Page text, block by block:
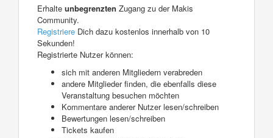
Erhalte unbegrenzten Zugang zu der Makis
Community.
Registriere Dich dazu kostenlos innerhalb von 10
Sekunden!
Registrierte Nutzer können:
sich mit anderen Mitgliedern verabreden
andere Mitglieder finden, die ebenfalls diese
Veranstaltung besuchen möchten
Kommentare anderer Nutzer lesen/schreiben
Bewertungen lesen/schreiben
Tickets kaufen